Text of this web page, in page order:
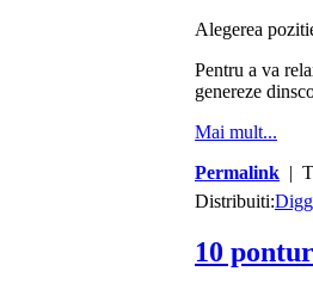
Alegerea
Pentru a va
genereze
Mai mult...
Permalink |
Distribuiti:Digg
10